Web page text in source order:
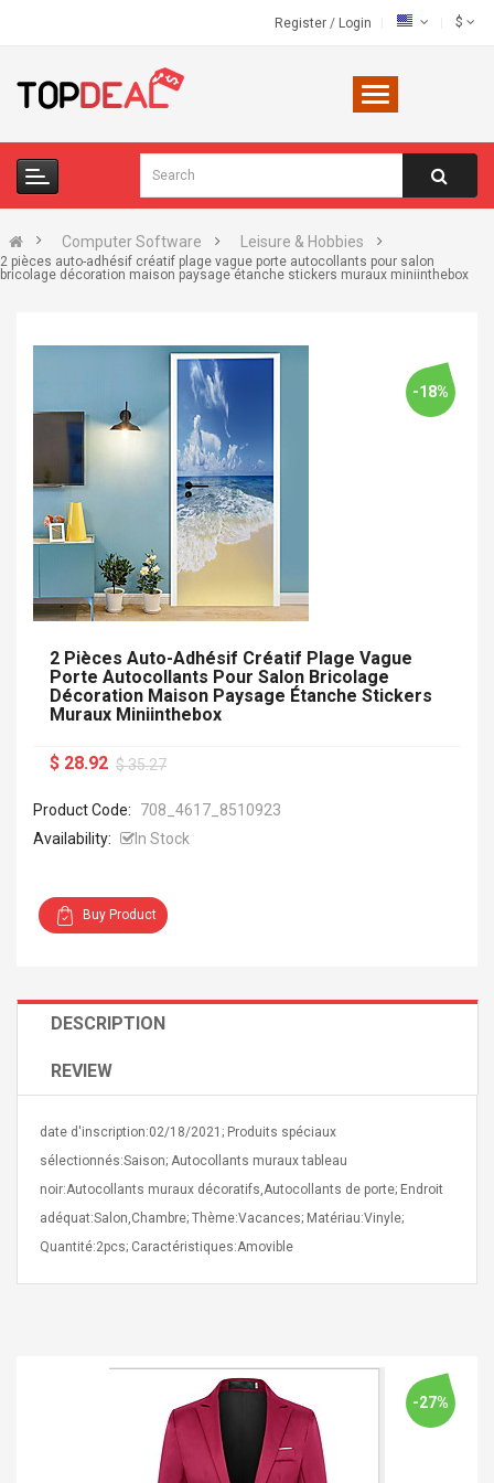
Register / Login $
Computer Software Leisure & Hobbies
2 pièces auto-adhésif créatif plage vague porte autocollants pour salon
bricolage décoration maison paysage étanche stickers muraux miniinthebox
Para Violín
Instrumento
$ 122.72
Casual / Sporty Hip Hop
Stainless Steel Silver Gold
Golden 1 Pair Gloves
Black 1 Pair Gloves Rose
Golden 1 Pair Gloves 55
$ 15.46
$ 28.63
NUX NOD-1 HORSEMAN
-18%
2 Pièces Auto-Adhésif Créatif Plage Vague
Porte Autocollants Pour Salon Bricolage
Décoration Maison Paysage Étanche Stickers
Muraux Miniinthebox
$ 28.92 $ 35.27
Product Code:
708_4617_8510923
Availability:
In Stock
Buy Product
DESCRIPTION
REVIEW
date d'inscription:02/18/2021; Produits spéciaux
sélectionnés:Saison; Autocollants muraux tableau
noir:Autocollants muraux décoratifs,Autocollants de porte; Endroit
adéquat:Salon,Chambre; Thème:Vacances; Matériau:Vinyle;
Quantité:2pcs; Caractéristiques:Amovible
-27%